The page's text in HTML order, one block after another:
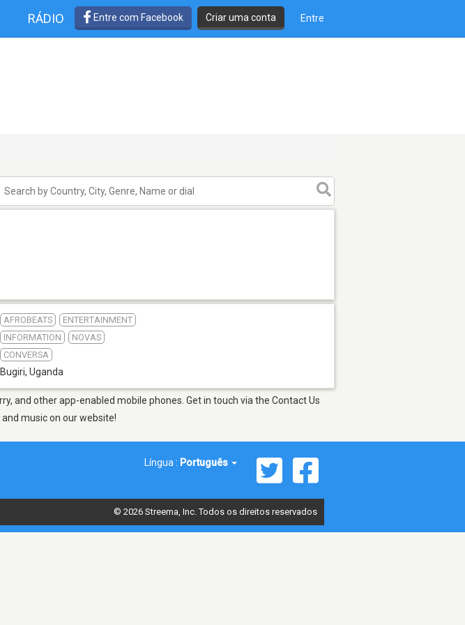
RÁDIO Entre com Facebook Criar uma conta Entre
AFROBEATS
ENTERTAINMENT
INFORMATION
NOVAS
CONVERSA
Bugiri, Uganda
and other app-enabled mobile phones. Get in touch via the Contact Us
music on our website!
Língua : Português
© 2026 Streema, Inc. Todos os direitos reservados